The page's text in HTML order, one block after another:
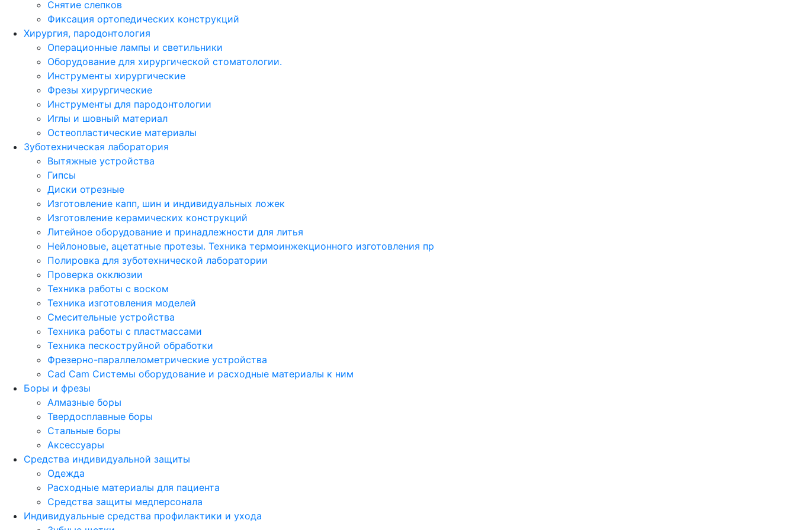
Снятие слепков
Фиксация ортопедических конструкций
Хирургия, пародонтология
Операционные лампы и светильники
Оборудование для хирургической стоматологии.
Инструменты хирургические
Фрезы хирургические
Инструменты для пародонтологии
Иглы и шовный материал
Остеопластические материалы
Зуботехническая лаборатория
Вытяжные устройства
Гипсы
Диски отрезные
Изготовление капп, шин и индивидуальных ложек
Изготовление керамических конструкций
Литейное оборудование и принадлежности для литья
Нейлоновые, ацетатные протезы. Техника термоинжекционного изготовления пр
Полировка для зуботехнической лаборатории
Проверка окклюзии
Техника работы с воском
Техника изготовления моделей
Смесительные устройства
Техника работы с пластмассами
Техника пескоструйной обработки
Фрезерно-параллелометрические устройства
Cad Cam Системы оборудование и расходные материалы к ним
Боры и фрезы
Алмазные боры
Твердосплавные боры
Стальные боры
Аксессуары
Средства индивидуальной защиты
Одежда
Расходные материалы для пациента
Средства защиты медперсонала
Индивидуальные средства профилактики и ухода